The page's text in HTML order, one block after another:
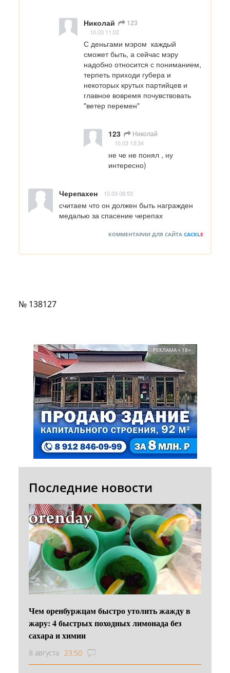
Николай 123
10.03 11:02
С деньгами мэром  каждый
сможет быть, а сейчас мэру
надобно относится с пониманием,
терпеть приходи губера и
некоторых крутых партийцев и
главное вовремя почувствовать
"ветер перемен"
123 Николай
10.03 13:34
не че не понял , ну
интересно)
Черепахен 10.03 08:53
считаем что он должен быть награжден
медалью за спасение черепах
КОММЕНТАРИИ ДЛЯ САЙТА CACKLE
№ 138127
РЕКЛАМА • 18+
Последние новости
Чем оренбуржцам быстро утолить жажду в
жару: 4 быстрых походных лимонада без
сахара и химии
8 августа 23:50